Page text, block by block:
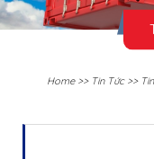
Home>> Tin Tức>>